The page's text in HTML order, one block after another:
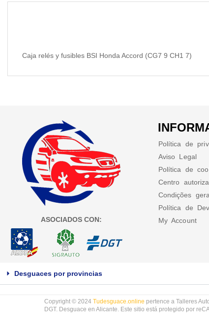
Caja relés y fusibles BSI Honda Accord (CG7 9 CH1 7)
ASOCIADOS CON:
Política de
Aviso Legal
Política de
Centro
Condições
Política de
My Account
Desguaces por provincias
Copyright © 2024 Tudesguace.online pertence a Talleres
DGT. Desguace en Alicante. Este sitio está protegido por